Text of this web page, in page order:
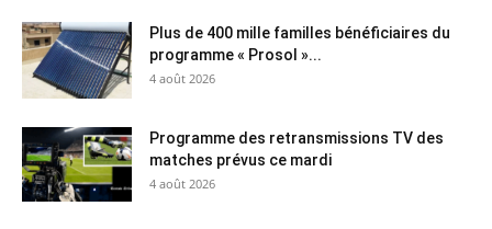
Plus de 400 mille familles bénéficiaires du
programme « Prosol »...
4 août 2026
Programme des retransmissions TV des
matches prévus ce mardi
4 août 2026